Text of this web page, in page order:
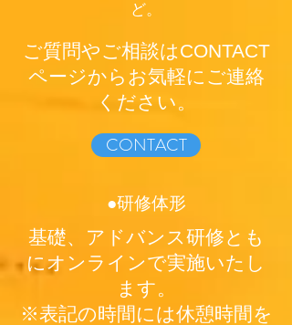
ど。
ご質問やご相談はCONTACT
ページからお気軽にご連絡
ください。
CONTACT
●研修体形
基礎、アドバンス研修とも
にオンラインで実施いたし
ます。
※表記の時間には休憩時間を